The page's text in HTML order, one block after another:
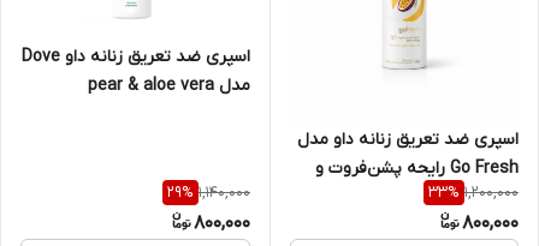
اسپری ضد تعریق زنانه داو مدل
Go Fresh رایحه پشن‌فروت و
لمون‌گرس ۲۵۰ میل
1,200,000
33%
800,000
اسپری ضد تعریق زنانه داو Dove
مدل pear & aloe vera
1,140,000
29%
800,000